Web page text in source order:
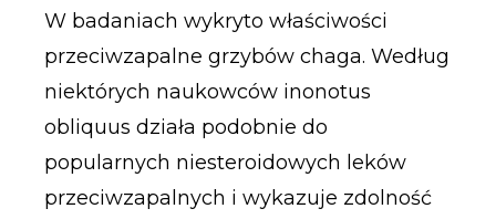
W badaniach wykryto właściwości
przeciwzapalne grzybów chaga. Według
niektórych naukowców inonotus
obliquus działa podobnie do
popularnych niesteroidowych leków
przeciwzapalnych i wykazuje zdolność